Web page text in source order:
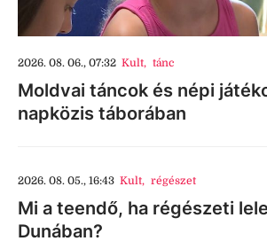
2026. 08. 06., 07:32 Kult, tánc
Moldvai táncok és népi
napközis táborában
2026. 08. 05., 16:43 Kult, régészet
Mi a teendő, ha régészeti
Dunában?